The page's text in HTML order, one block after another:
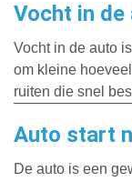
Vocht in de
Vocht in de auto
om kleine
ruiten die snel
Auto start
De auto is een